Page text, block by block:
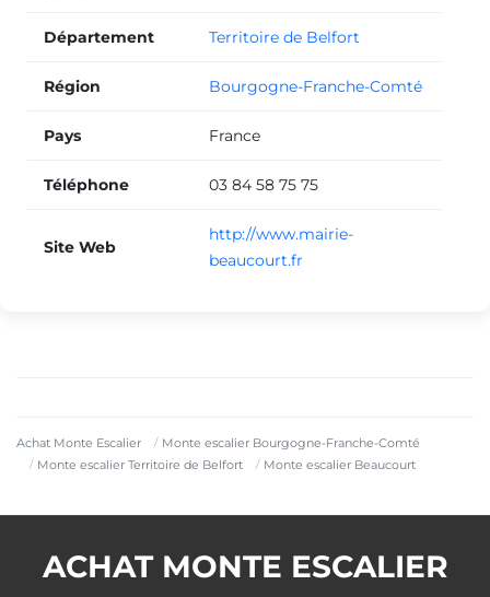
Achat Monte Escalier
Monte escalier Bourgogne-Franche-Comté
Monte escalier Territoire de Belfort
Monte escalier Beaucourt
Département Territoire de Belfort
Région Bourgogne-Franche-Comté
Pays France
Téléphone 03 84 58 75 75
Site Web
http://www.mairie-
beaucourt.fr
ACHAT MONTE ESCALIER